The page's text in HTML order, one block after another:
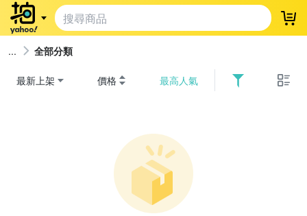
登
全部分類
最新上架 價格 最高人氣